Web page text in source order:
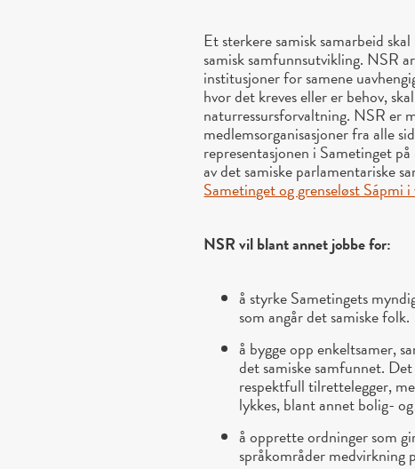
Et sterkere samisk samarbeid
samisk samfunnsutvikling. NSR
institusjoner for samene
hvor det kreves eller er behov,
naturressursforvaltning. NSR er
medlemsorganisasjoner fra alle
representasjonen i Sametinget
av det samiske parlamentariske
Sametinget og grenseløst Sápmi
NSR vil blant annet jobbe for:
å styrke Sametingets
som angår det samiske folk.
å bygge opp enkeltsamer,
det samiske samfunnet.
respektfull tilrettelegger,
lykkes, blant annet bolig-
å opprette ordninger som
språkområder medvirkning